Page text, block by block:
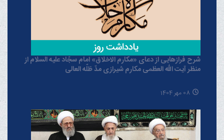
شرح فرازهایی از دعای «مکارم الاخلاق» امام سجّاد علیه السلام از
منظر آیت الله العظمی مکارم شیرازی مدّ ظلّه العالی
08 مهر 1404